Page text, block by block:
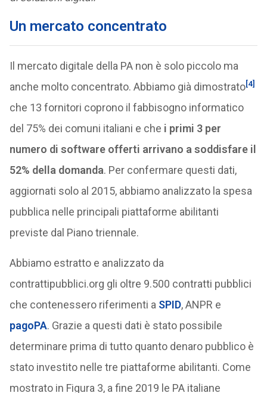
Un mercato concentrato
Il mercato digitale della PA non è solo piccolo ma
anche molto concentrato. Abbiamo già dimostrato[4]
che 13 fornitori coprono il fabbisogno informatico
del 75% dei comuni italiani e che i primi 3 per
numero di software offerti arrivano a soddisfare il
52% della domanda. Per confermare questi dati,
aggiornati solo al 2015, abbiamo analizzato la spesa
pubblica nelle principali piattaforme abilitanti
previste dal Piano triennale.
Abbiamo estratto e analizzato da
contrattipubblici.org gli oltre 9.500 contratti pubblici
che contenessero riferimenti a SPID, ANPR e
pagoPA. Grazie a questi dati è stato possibile
determinare prima di tutto quanto denaro pubblico è
stato investito nelle tre piattaforme abilitanti. Come
mostrato in Figura 3, a fine 2019 le PA italiane